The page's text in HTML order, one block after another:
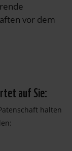
vor dem
auf Sie:
halten